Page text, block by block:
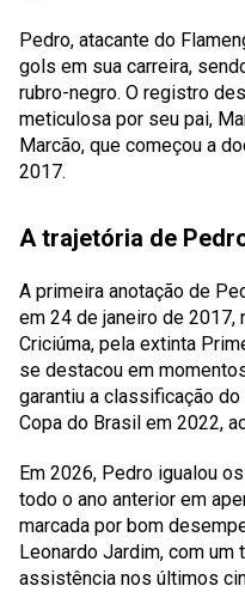
Pedro, atacante do
gols em sua carreira,
rubro-negro. O registro
meticulosa por seu pai,
Marcão, que começou a
2017.
A trajetória de
A primeira anotação de
em 24 de janeiro de 2017,
Criciúma, pela extinta
se destacou em
garantiu a classificação
Copa do Brasil em 2022,
Em 2026, Pedro igualou
todo o ano anterior em
marcada por bom
Leonardo Jardim, com
assistência nos últimos